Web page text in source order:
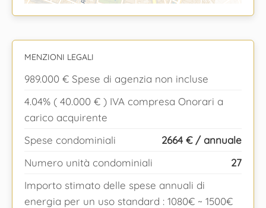
MENZIONI LEGALI
989.000 € Spese di agenzia non incluse
4.04% ( 40.000 € ) IVA compresa Onorari a
carico acquirente
Spese condominiali
2664 € / annuale
Numero unità condominiali
27
Importo stimato delle spese annuali di
energia per un uso standard : 1080€ ~ 1500€